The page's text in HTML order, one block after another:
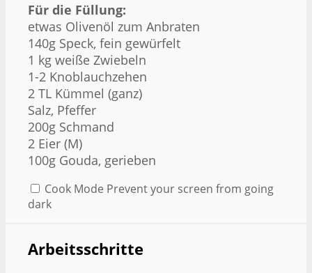
Für die Füllung:
etwas Olivenöl zum Anbraten
140g Speck, fein gewürfelt
1 kg weiße Zwiebeln
1-2 Knoblauchzehen
2 TL Kümmel (ganz)
Salz, Pfeffer
200g Schmand
2 Eier (M)
100g Gouda, gerieben
Cook Mode Prevent your screen from going
dark
Arbeitsschritte